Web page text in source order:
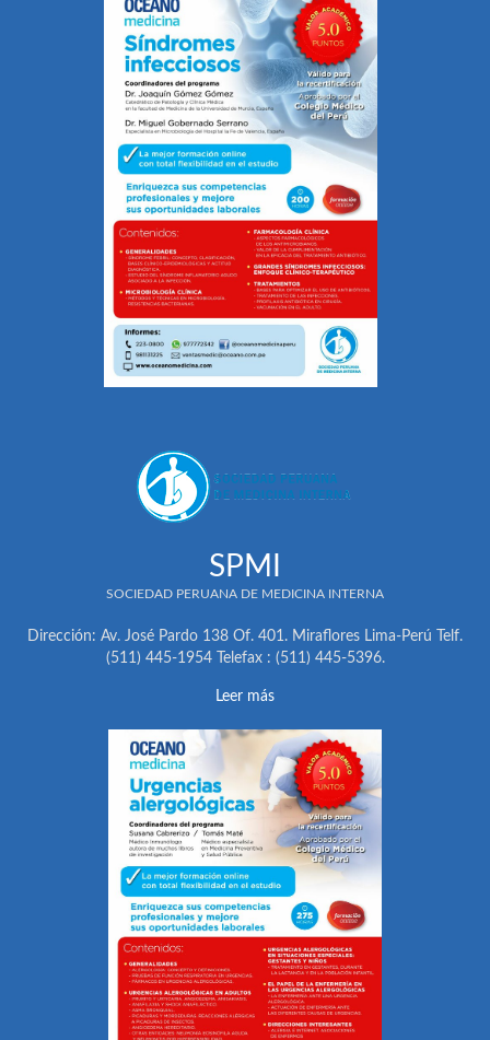
SPMI
SOCIEDAD PERUANA DE MEDICINA INTERNA
Dirección: Av. José Pardo 138 Of. 401. Miraflores Lima-Perú Telf.
(511) 445-1954 Telefax : (511) 445-5396.
Leer más